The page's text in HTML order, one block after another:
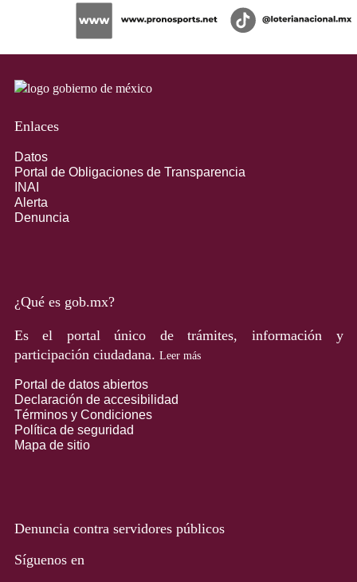
Enlaces
Datos
Portal de Obligaciones de Transparencia
INAI
Alerta
Denuncia
¿Qué es gob.mx?
Es el portal único de trámites, información y
participación ciudadana. Leer más
Portal de datos abiertos
Declaración de accesibilidad
Términos y Condiciones
Política de seguridad
Mapa de sitio
Denuncia contra servidores públicos
Síguenos en